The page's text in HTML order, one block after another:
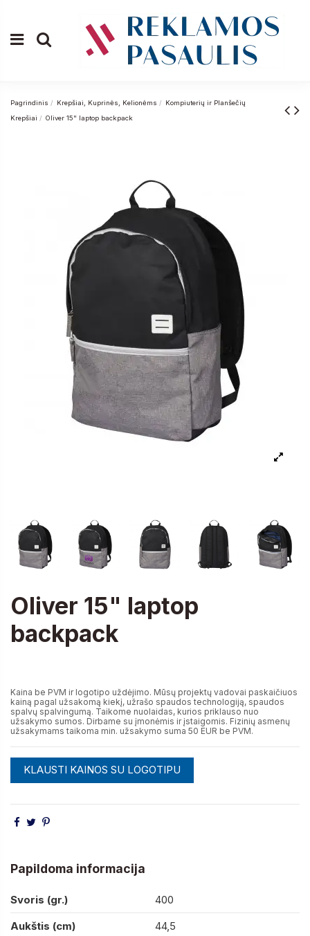
Pagrindinis Krepšiai, Kuprinės, Kelionėms
Kompiuterių ir Planšečių
Krepšiai
Oliver 15" laptop backpack
Oliver 15" laptop
backpack
Kaina be PVM ir logotipo uždėjimo. Mūsų projektų vadovai paskaičiuos
kainą pagal užsakomą kiekį, užrašo spaudos technologiją, spaudos
spalvų spalvingumą. Taikome nuolaidas, kurios priklauso nuo
užsakymo sumos. Dirbame su įmonėmis ir įstaigomis. Fizinių asmenų
užsakymams taikoma min. užsakymo suma 50 EUR be PVM.
KLAUSTI KAINOS SU LOGOTIPU
Papildoma informacija
Svoris (gr.)
400
Aukštis (cm)
44,5